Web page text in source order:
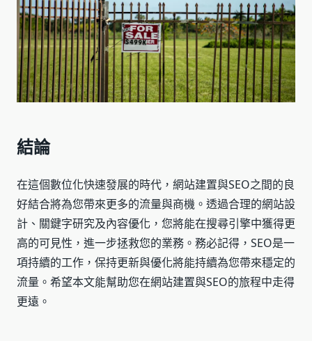
結論
在這個數位化快速發展的時代，網站建置與SEO之間的良
好結合將為您帶來更多的流量與商機。透過合理的網站設
計、關鍵字研究及內容優化，您將能在搜尋引擎中獲得更
高的可見性，進一步拯救您的業務。務必記得，SEO是一
項持續的工作，保持更新與優化將能持續為您帶來穩定的
流量。希望本文能幫助您在網站建置與SEO的旅程中走得
更遠。